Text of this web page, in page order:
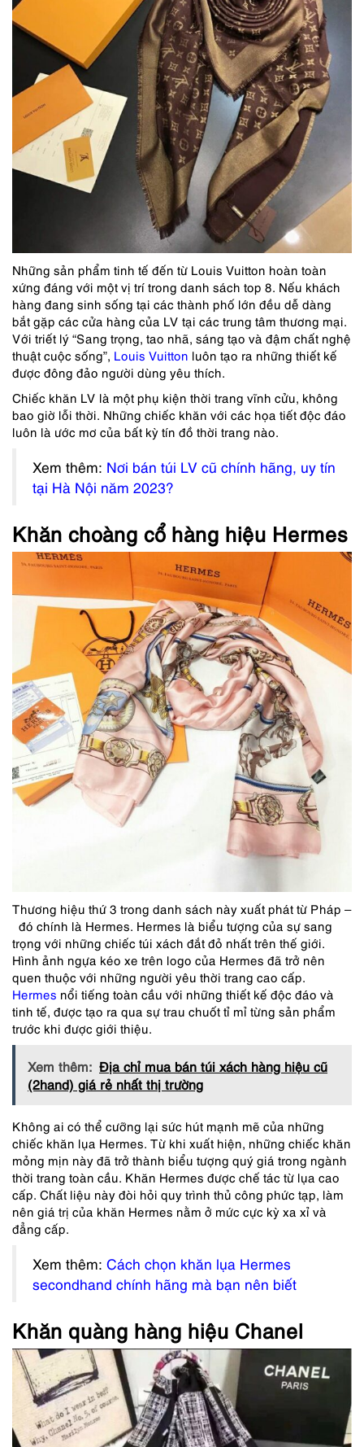
Những sản phẩm tinh tế đến từ Louis Vuitton hoàn toàn
xứng đáng với một vị trí trong danh sách top 8. Nếu khách
hàng đang sinh sống tại các thành phố lớn đều dễ dàng
bắt gặp các cửa hàng của LV tại các trung tâm thương mại.
Với triết lý “Sang trọng, tao nhã, sáng tạo và đậm chất nghệ
thuật cuộc sống”, Louis Vuitton luôn tạo ra những thiết kế
được đông đảo người dùng yêu thích.
Chiếc khăn LV là một phụ kiện thời trang vĩnh cửu, không
bao giờ lỗi thời. Những chiếc khăn với các họa tiết độc đáo
luôn là ước mơ của bất kỳ tín đồ thời trang nào.
Xem thêm: Nơi bán túi LV cũ chính hãng, uy tín
tại Hà Nội năm 2023?
Khăn choàng cổ hàng hiệu Hermes
Thương hiệu thứ 3 trong danh sách này xuất phát từ Pháp –
đó chính là Hermes. Hermes là biểu tượng của sự sang
trọng với những chiếc túi xách đắt đỏ nhất trên thế giới.
Hình ảnh ngựa kéo xe trên logo của Hermes đã trở nên
quen thuộc với những người yêu thời trang cao cấp.
Hermes nổi tiếng toàn cầu với những thiết kế độc đáo và
tinh tế, được tạo ra qua sự trau chuốt tỉ mỉ từng sản phẩm
trước khi được giới thiệu.
Xem thêm: Địa chỉ mua bán túi xách hàng hiệu cũ
(2hand) giá rẻ nhất thị trường
Không ai có thể cưỡng lại sức hút mạnh mẽ của những
chiếc khăn lụa Hermes. Từ khi xuất hiện, những chiếc khăn
mỏng mịn này đã trở thành biểu tượng quý giá trong ngành
thời trang toàn cầu. Khăn Hermes được chế tác từ lụa cao
cấp. Chất liệu này đòi hỏi quy trình thủ công phức tạp, làm
nên giá trị của khăn Hermes nằm ở mức cực kỳ xa xỉ và
đẳng cấp.
Xem thêm: Cách chọn khăn lụa Hermes
secondhand chính hãng mà bạn nên biết
Khăn quàng hàng hiệu Chanel